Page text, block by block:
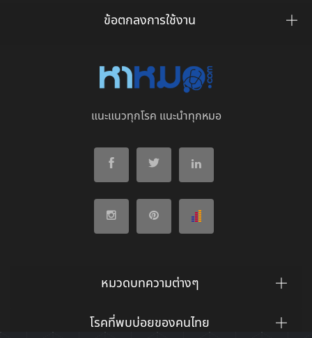
ข้อตกลงการใช้งาน
แนะแนวทุกโรค แนะนำทุกหมอ
หมวดบทความต่างๆ
โรคที่พบบ่อยของคนไทย